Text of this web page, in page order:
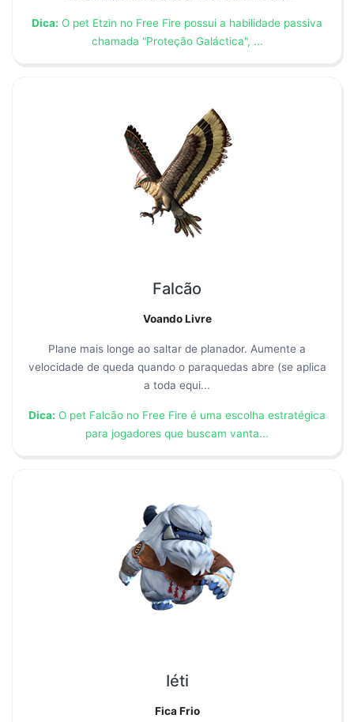
Dica: O pet Etzin no Free Fire possui a habilidade passiva
chamada "Proteção Galáctica", ...
Falcão
Voando Livre
Plane mais longe ao saltar de planador. Aumente a
velocidade de queda quando o paraquedas abre (se aplica
a toda equi...
Dica: O pet Falcão no Free Fire é uma escolha estratégica
para jogadores que buscam vanta...
Iéti
Fica Frio